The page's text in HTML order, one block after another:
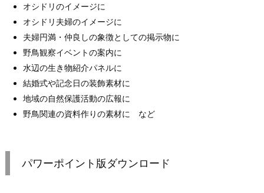
オシドリのイメージに
オシドリ夫婦のイメージに
夫婦円満・仲良しの象徴としての掲示物に
野鳥観察イベントの案内に
水辺の生き物紹介パネルに
結婚式や記念日の装飾素材に
地域の自然保護活動の広報に
野鳥関連の資料作りの素材に など
パワーポイント版ダウンロード